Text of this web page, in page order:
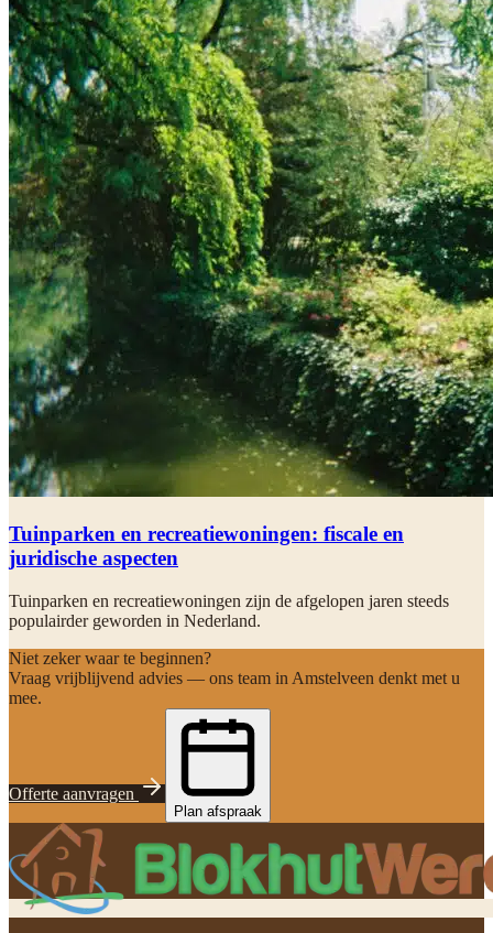
Tuinparken en recreatiewoningen: fiscale en
juridische aspecten
Tuinparken en recreatiewoningen zijn de afgelopen jaren steeds
populairder geworden in Nederland.
Niet zeker waar te beginnen?
Vraag vrijblijvend advies — ons team in Amstelveen denkt met u
mee.
Offerte aanvragen
Plan afspraak